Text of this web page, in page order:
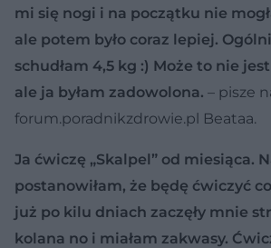
mi się nogi i na początku nie
ale potem było coraz lepiej.
schudłam 4,5 kg :) Może to nie
ale ja byłam zadowolona. – pisze
forum.poradnikzdrowie.pl Beataa.
Ja ćwiczę „Skalpel” od miesiąca.
postanowiłam, że będę ćwiczyć
już po kilu dniach zaczęły mnie
kolana no i miałam zakwasy.